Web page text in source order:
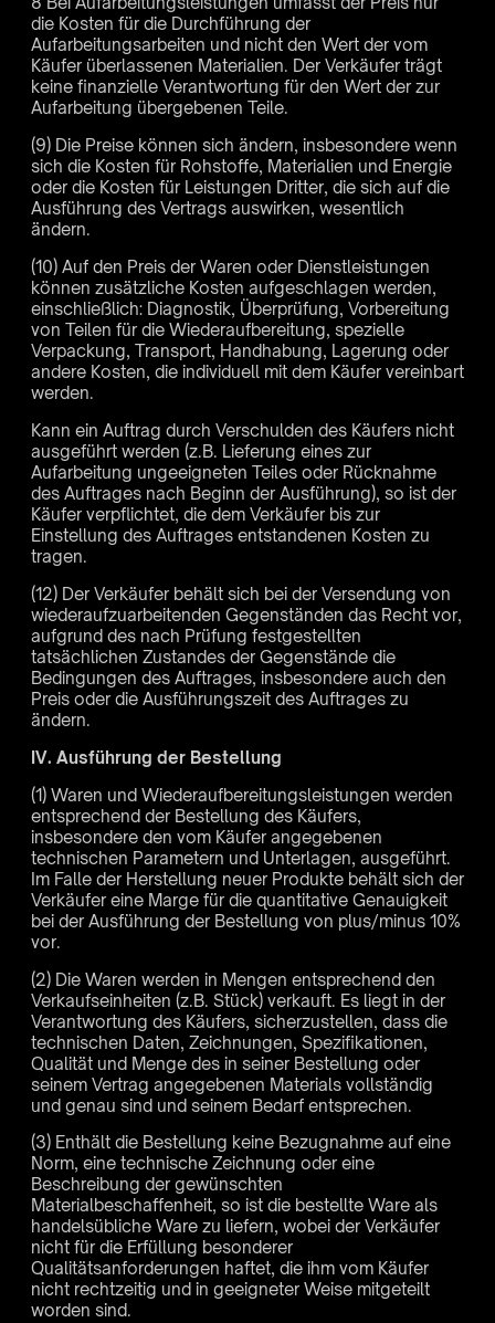
die Kosten für die Durchführung der
Aufarbeitungsarbeiten und nicht den Wert der vom
Käufer überlassenen Materialien. Der Verkäufer trägt
keine finanzielle Verantwortung für den Wert der zur
Aufarbeitung übergebenen Teile.
(9) Die Preise können sich ändern, insbesondere wenn
sich die Kosten für Rohstoffe, Materialien und Energie
oder die Kosten für Leistungen Dritter, die sich auf die
Ausführung des Vertrags auswirken, wesentlich
ändern.
(10) Auf den Preis der Waren oder Dienstleistungen
können zusätzliche Kosten aufgeschlagen werden,
einschließlich: Diagnostik, Überprüfung, Vorbereitung
von Teilen für die Wiederaufbereitung, spezielle
Verpackung, Transport, Handhabung, Lagerung oder
andere Kosten, die individuell mit dem Käufer vereinbart
werden.
Kann ein Auftrag durch Verschulden des Käufers nicht
ausgeführt werden (z.B. Lieferung eines zur
Aufarbeitung ungeeigneten Teiles oder Rücknahme
des Auftrages nach Beginn der Ausführung), so ist der
Käufer verpflichtet, die dem Verkäufer bis zur
Einstellung des Auftrages entstandenen Kosten zu
tragen.
(12) Der Verkäufer behält sich bei der Versendung von
wiederaufzuarbeitenden Gegenständen das Recht vor,
aufgrund des nach Prüfung festgestellten
tatsächlichen Zustandes der Gegenstände die
Bedingungen des Auftrages, insbesondere auch den
Preis oder die Ausführungszeit des Auftrages zu
ändern.
IV. Ausführung der Bestellung
(1) Waren und Wiederaufbereitungsleistungen werden
entsprechend der Bestellung des Käufers,
insbesondere den vom Käufer angegebenen
technischen Parametern und Unterlagen, ausgeführt.
Im Falle der Herstellung neuer Produkte behält sich der
Verkäufer eine Marge für die quantitative Genauigkeit
bei der Ausführung der Bestellung von plus/minus 10%
vor.
(2) Die Waren werden in Mengen entsprechend den
Verkaufseinheiten (z.B. Stück) verkauft. Es liegt in der
Verantwortung des Käufers, sicherzustellen, dass die
technischen Daten, Zeichnungen, Spezifikationen,
Qualität und Menge des in seiner Bestellung oder
seinem Vertrag angegebenen Materials vollständig
und genau sind und seinem Bedarf entsprechen.
(3) Enthält die Bestellung keine Bezugnahme auf eine
Norm, eine technische Zeichnung oder eine
Beschreibung der gewünschten
Materialbeschaffenheit, so ist die bestellte Ware als
handelsübliche Ware zu liefern, wobei der Verkäufer
nicht für die Erfüllung besonderer
Qualitätsanforderungen haftet, die ihm vom Käufer
nicht rechtzeitig und in geeigneter Weise mitgeteilt
worden sind.